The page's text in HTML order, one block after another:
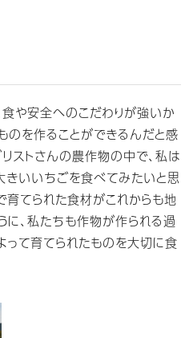
や安全へのこだわりが強いか
のを作ることができるんだと感
ストさんの農作物の中で、私は
きいいちごを食べてみたいと思
育てられた食材がこれからも地
、私たちも作物が作られる過
って育てられたものを大切に食